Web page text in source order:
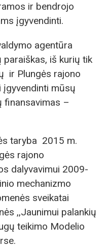
ir bendrojo
įgyvendinti.
agentūra
iš kurių tik
ir Plungės rajono
įgyvendinti mūsų
finansavimas –
taryba 2015 m.
rajono
dalyvavimui 2009-
mechanizmo
sveikatai
,,Jaunimui palankių
teikimo Modelio